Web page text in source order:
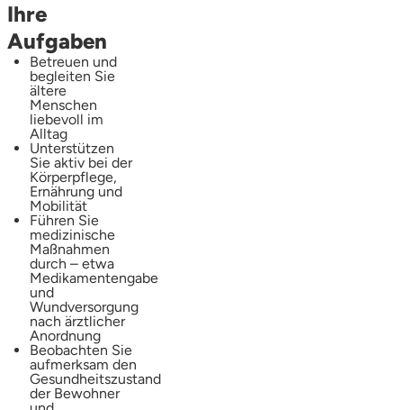
Ihre
Aufgaben
Betreuen und
begleiten Sie
ältere
Menschen
liebevoll im
Alltag
Unterstützen
Sie aktiv bei der
Körperpflege,
Ernährung und
Mobilität
Führen Sie
medizinische
Maßnahmen
durch – etwa
Medikamentengabe
und
Wundversorgung
nach ärztlicher
Anordnung
Beobachten Sie
aufmerksam den
Gesundheitszustand
der Bewohner